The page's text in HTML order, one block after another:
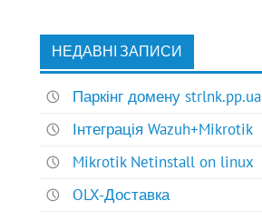
НЕДАВНІ ЗАПИСИ
Паркінг домену strlnk.pp.ua
Інтеграція Wazuh+Mikrotik
Mikrotik Netinstall on linux
OLX-Доставка